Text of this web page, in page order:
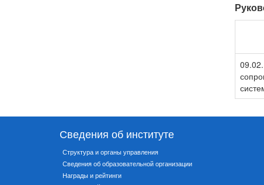
Сведения об институте
Структура и органы управления
Сведения об образовательной организации
Награды и рейтинги